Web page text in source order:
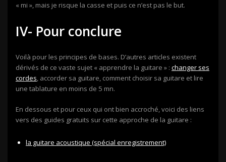
« mi », mais je risque la casse et puis ce n’est pas le but.
IV- Pour conclure
Voilà pour les principes de bases. D’autres articles existent
dérivés de ce vaste sujet « apprendre la guitare » : changer ses
cordes, accorder sa guitare, comment choisir sa guitare et lire
une tablature en moins de 5 mn.
En dessous et pour ceux qui ont bien accroché, voici des liens
vers des guides gratuits sur cette approche de la guitare :
la guitare acoustique (spécial enregistrement)